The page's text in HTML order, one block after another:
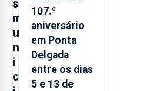
s
m
u
n
i
c
107.º
aniversário
em Ponta
Delgada
entre os dias
5 e 13 de